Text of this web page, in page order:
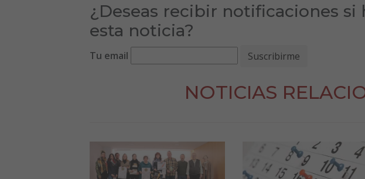
¿Deseas recibir notificaciones si
esta noticia?
Tu email
NOTICIAS